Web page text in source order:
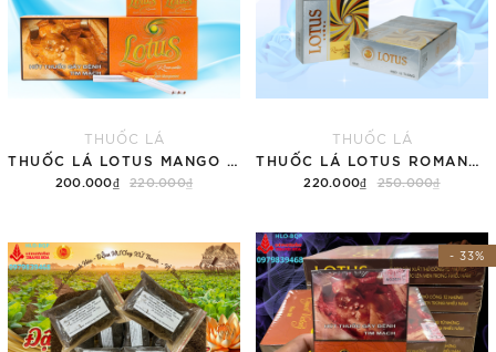
THUỐC LÁ
200.000₫ 220.000₫
THUỐC LÁ
220.000₫ 250.000₫
- 33%